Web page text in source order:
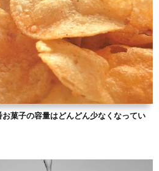
菓子の容量はどんどん少なくなってい